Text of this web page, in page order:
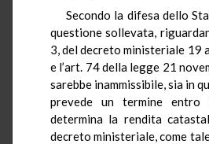
Secondo la difesa dello
questione sollevata,
3, del decreto ministeriale 19
e l’art. 74 della legge 21
sarebbe inammissibile, sia in
prevede un termine entro
determina la rendita
decreto ministeriale, come